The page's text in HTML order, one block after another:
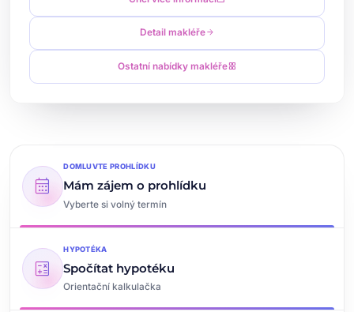
Detail makléřearrow_forward
Ostatní nabídky makléřegrid_view
calendar_month
DOMLUVTE PROHLÍDKU
Mám zájem o prohlídku
Vyberte si volný termín
calculate
HYPOTÉKA
Spočítat hypotéku
Orientační kalkulačka